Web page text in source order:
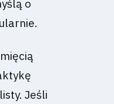
o
Jeśli